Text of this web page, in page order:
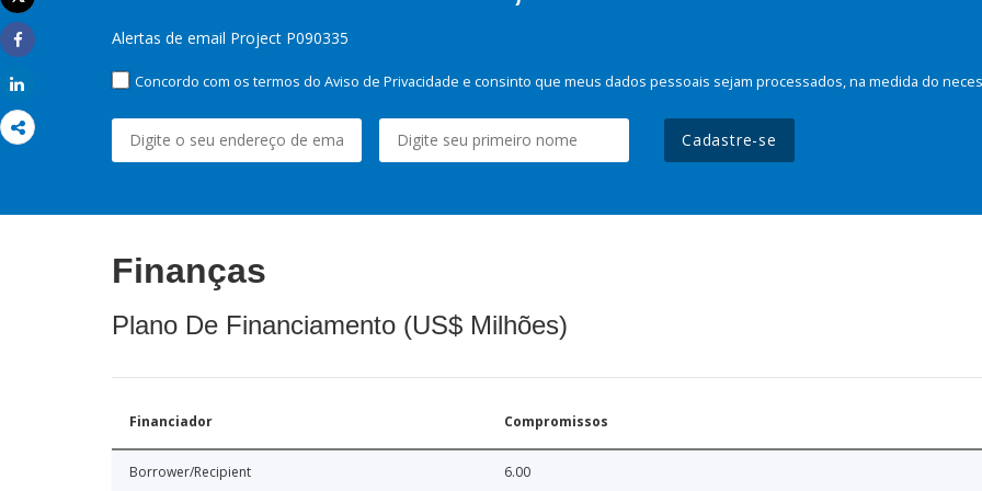
Imprimir
Share
Alertas de email Project P090335
Concordo com os termos do Aviso de Privacidade e consinto que meus dados pessoais sejam processados, na medida do
Cadastre-se
Finanças
Plano De Financiamento (US$ Milhões)
Financiador Compromissos
Borrower/Recipient 6.00